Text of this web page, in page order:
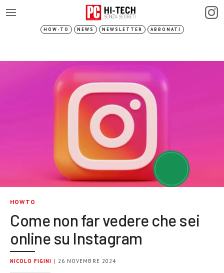
HOW-TO NEWS NEWSLETTER ABBONATI
HOWTO
Come non far vedere che sei
online su Instagram
NICOLO FIGINI | 26 NOVEMBRE 2024